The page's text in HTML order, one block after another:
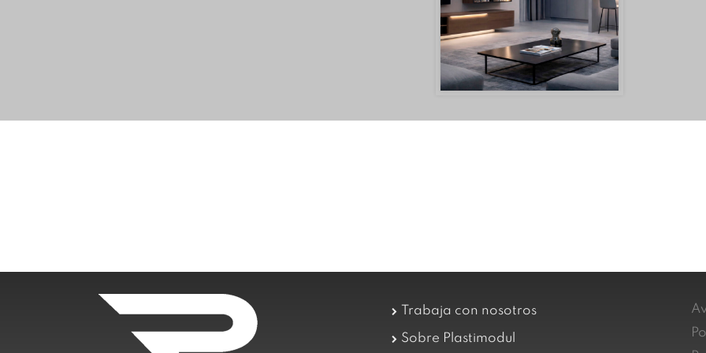
Trabaja con nosotros
Sobre Plastimodul